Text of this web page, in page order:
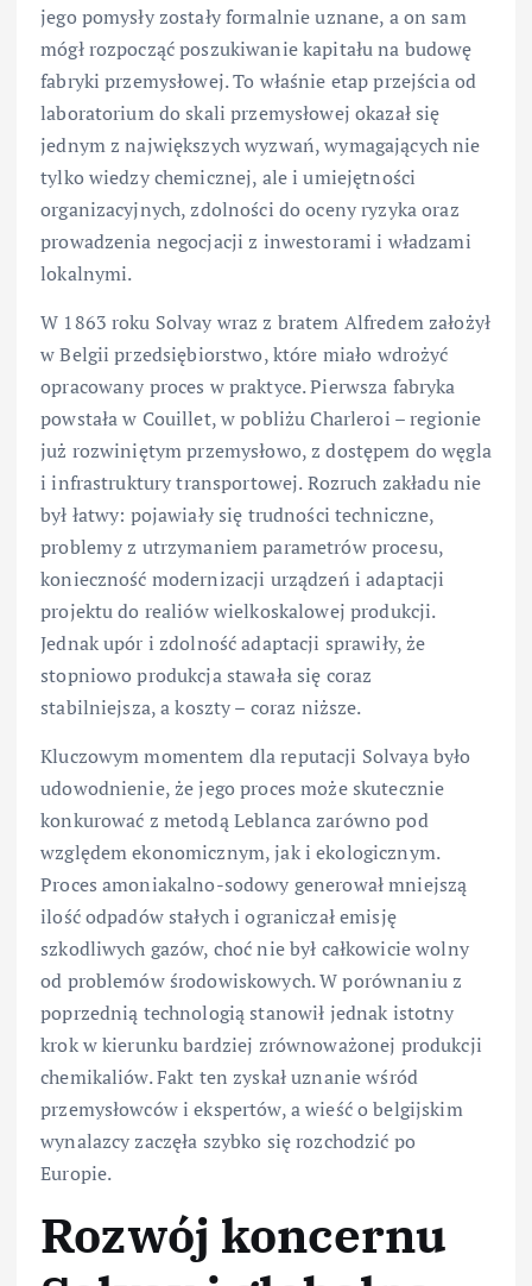
jego pomysły zostały formalnie uznane, a on sam
mógł rozpocząć poszukiwanie kapitału na budowę
fabryki przemysłowej. To właśnie etap przejścia od
laboratorium do skali przemysłowej okazał się
jednym z największych wyzwań, wymagających nie
tylko wiedzy chemicznej, ale i umiejętności
organizacyjnych, zdolności do oceny ryzyka oraz
prowadzenia negocjacji z inwestorami i władzami
lokalnymi.
W 1863 roku Solvay wraz z bratem Alfredem założył
w Belgii przedsiębiorstwo, które miało wdrożyć
opracowany proces w praktyce. Pierwsza fabryka
powstała w Couillet, w pobliżu Charleroi – regionie
już rozwiniętym przemysłowo, z dostępem do węgla
i infrastruktury transportowej. Rozruch zakładu nie
był łatwy: pojawiały się trudności techniczne,
problemy z utrzymaniem parametrów procesu,
konieczność modernizacji urządzeń i adaptacji
projektu do realiów wielkoskalowej produkcji.
Jednak upór i zdolność adaptacji sprawiły, że
stopniowo produkcja stawała się coraz
stabilniejsza, a koszty – coraz niższe.
Kluczowym momentem dla reputacji Solvaya było
udowodnienie, że jego proces może skutecznie
konkurować z metodą Leblanca zarówno pod
względem ekonomicznym, jak i ekologicznym.
Proces amoniakalno-sodowy generował mniejszą
ilość odpadów stałych i ograniczał emisję
szkodliwych gazów, choć nie był całkowicie wolny
od problemów środowiskowych. W porównaniu z
poprzednią technologią stanowił jednak istotny
krok w kierunku bardziej zrównoważonej produkcji
chemikaliów. Fakt ten zyskał uznanie wśród
przemysłowców i ekspertów, a wieść o belgijskim
wynalazcy zaczęła szybko się rozchodzić po
Europie.
Rozwój koncernu